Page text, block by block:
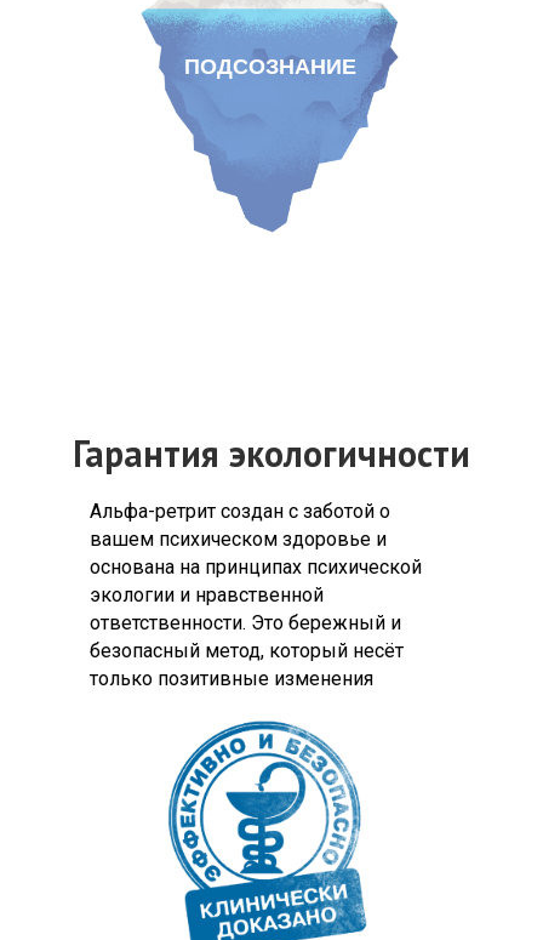
ПОДСОЗНАНИЕ
Гарантия экологичности
Альфа-ретрит создан с заботой о
вашем психическом здоровье и
основана на принципах психической
экологии и нравственной
ответственности. Это бережный и
безопасный метод, который несёт
только позитивные изменения